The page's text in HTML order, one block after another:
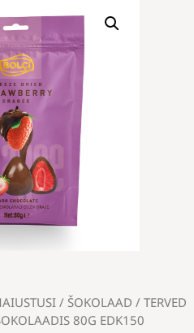
/ ŠOKOLAAD / TERVED
80G EDK150